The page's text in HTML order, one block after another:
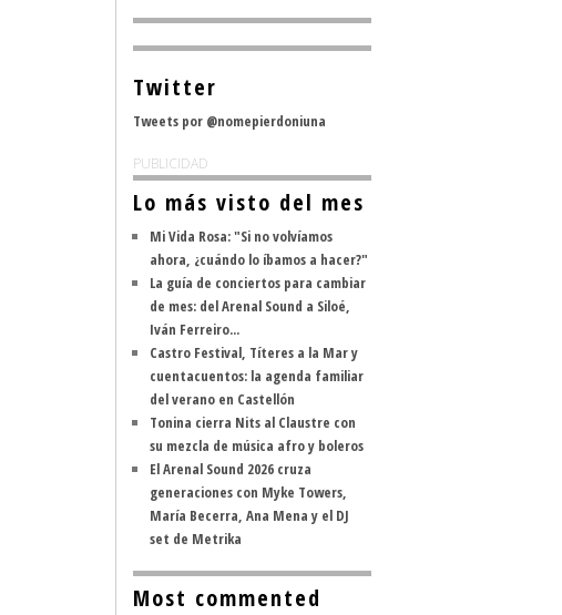
Twitter
Tweets por @nomepierdoniuna
PUBLICIDAD
Lo más visto del mes
Mi Vida Rosa: "Si no volvíamos
ahora, ¿cuándo lo íbamos a hacer?"
La guía de conciertos para cambiar
de mes: del Arenal Sound a Siloé,
Iván Ferreiro...
Castro Festival, Títeres a la Mar y
cuentacuentos: la agenda familiar
del verano en Castellón
Tonina cierra Nits al Claustre con
su mezcla de música afro y boleros
El Arenal Sound 2026 cruza
generaciones con Myke Towers,
María Becerra, Ana Mena y el DJ
set de Metrika
Most commented